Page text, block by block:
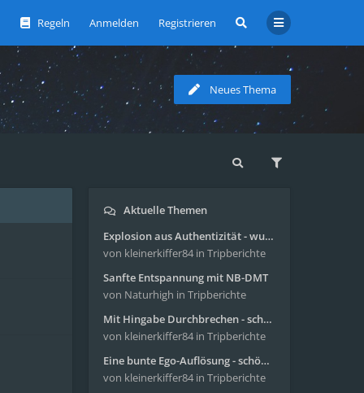
Regeln Anmelden Registrieren
Neues Thema
Aktuelle Themen
Explosion aus Authentizität - wunderbare Reise mit 4g Pilze
von kleinerkiffer84 in Tripberichte
Sanfte Entspannung mit NB-DMT
von Naturhigh in Tripberichte
Mit Hingabe Durchbrechen - schöne Reise mit 4g Pilze
von kleinerkiffer84 in Tripberichte
Eine bunte Ego-Auflösung - schöne Reise mit 4-AcO-DMT
von kleinerkiffer84 in Tripberichte